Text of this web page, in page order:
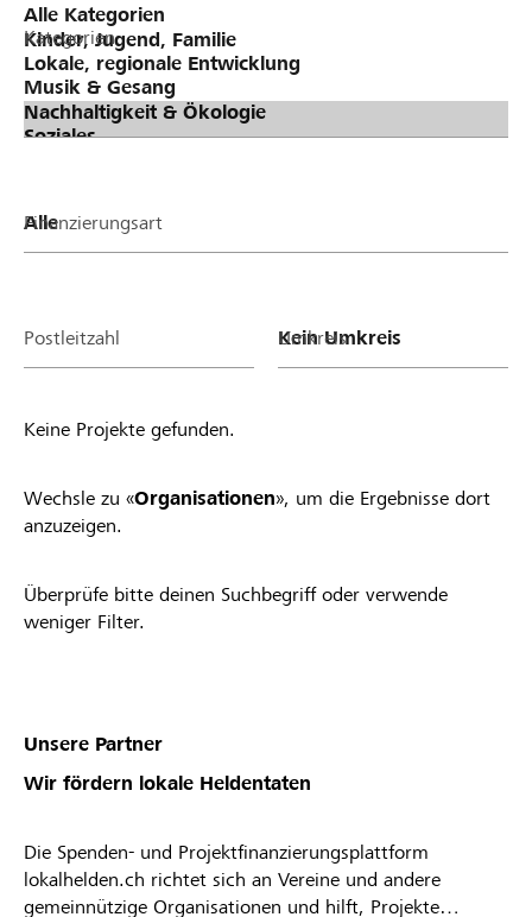
Kategorien
Finanzierungsart
Postleitzahl Umkreis
Keine Projekte gefunden.
Wechsle zu «Organisationen», um die Ergebnisse dort
anzuzeigen.
Überprüfe bitte deinen Suchbegriff oder verwende
weniger Filter.
Unsere Partner
Wir fördern lokale Heldentaten
Die Spenden- und Projektfinanzierungsplattform
lokalhelden.ch richtet sich an Vereine und andere
gemeinnützige Organisationen und hilft, Projekte